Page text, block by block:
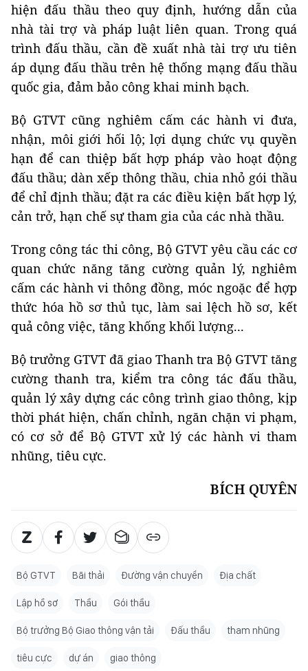
hiện đấu thầu theo quy định, hướng dẫn của
nhà tài trợ và pháp luật liên quan. Trong quá
trình đấu thầu, cần đề xuất nhà tài trợ ưu tiên
áp dụng đấu thầu trên hệ thống mạng đấu thầu
quốc gia, đảm bảo công khai minh bạch.
Bộ GTVT cũng nghiêm cấm các hành vi đưa,
nhận, môi giới hối lộ; lợi dụng chức vụ quyền
hạn để can thiệp bất hợp pháp vào hoạt động
đấu thầu; dàn xếp thông thầu, chia nhỏ gói thầu
để chỉ định thầu; đặt ra các điều kiện bất hợp lý,
cản trở, hạn chế sự tham gia của các nhà thầu.
Trong công tác thi công, Bộ GTVT yêu cầu các cơ
quan chức năng tăng cường quản lý, nghiêm
cấm các hành vi thông đồng, móc ngoặc để hợp
thức hóa hồ sơ thủ tục, làm sai lệch hồ sơ, kết
quả công việc, tăng khống khối lượng...
Bộ trưởng GTVT đã giao Thanh tra Bộ GTVT tăng
cường thanh tra, kiểm tra công tác đấu thầu,
quản lý xây dựng các công trình giao thông, kịp
thời phát hiện, chấn chỉnh, ngăn chặn vi phạm,
có cơ sở để Bộ GTVT xử lý các hành vi tham
nhũng, tiêu cực.
BÍCH QUYÊN
Bộ GTVT Bãi thải Đường vận chuyển Địa chất
Lập hồ sơ Thầu Gói thầu
Bộ trưởng Bộ Giao thông vận tải Đấu thầu tham nhũng
tiêu cực dự án giao thông